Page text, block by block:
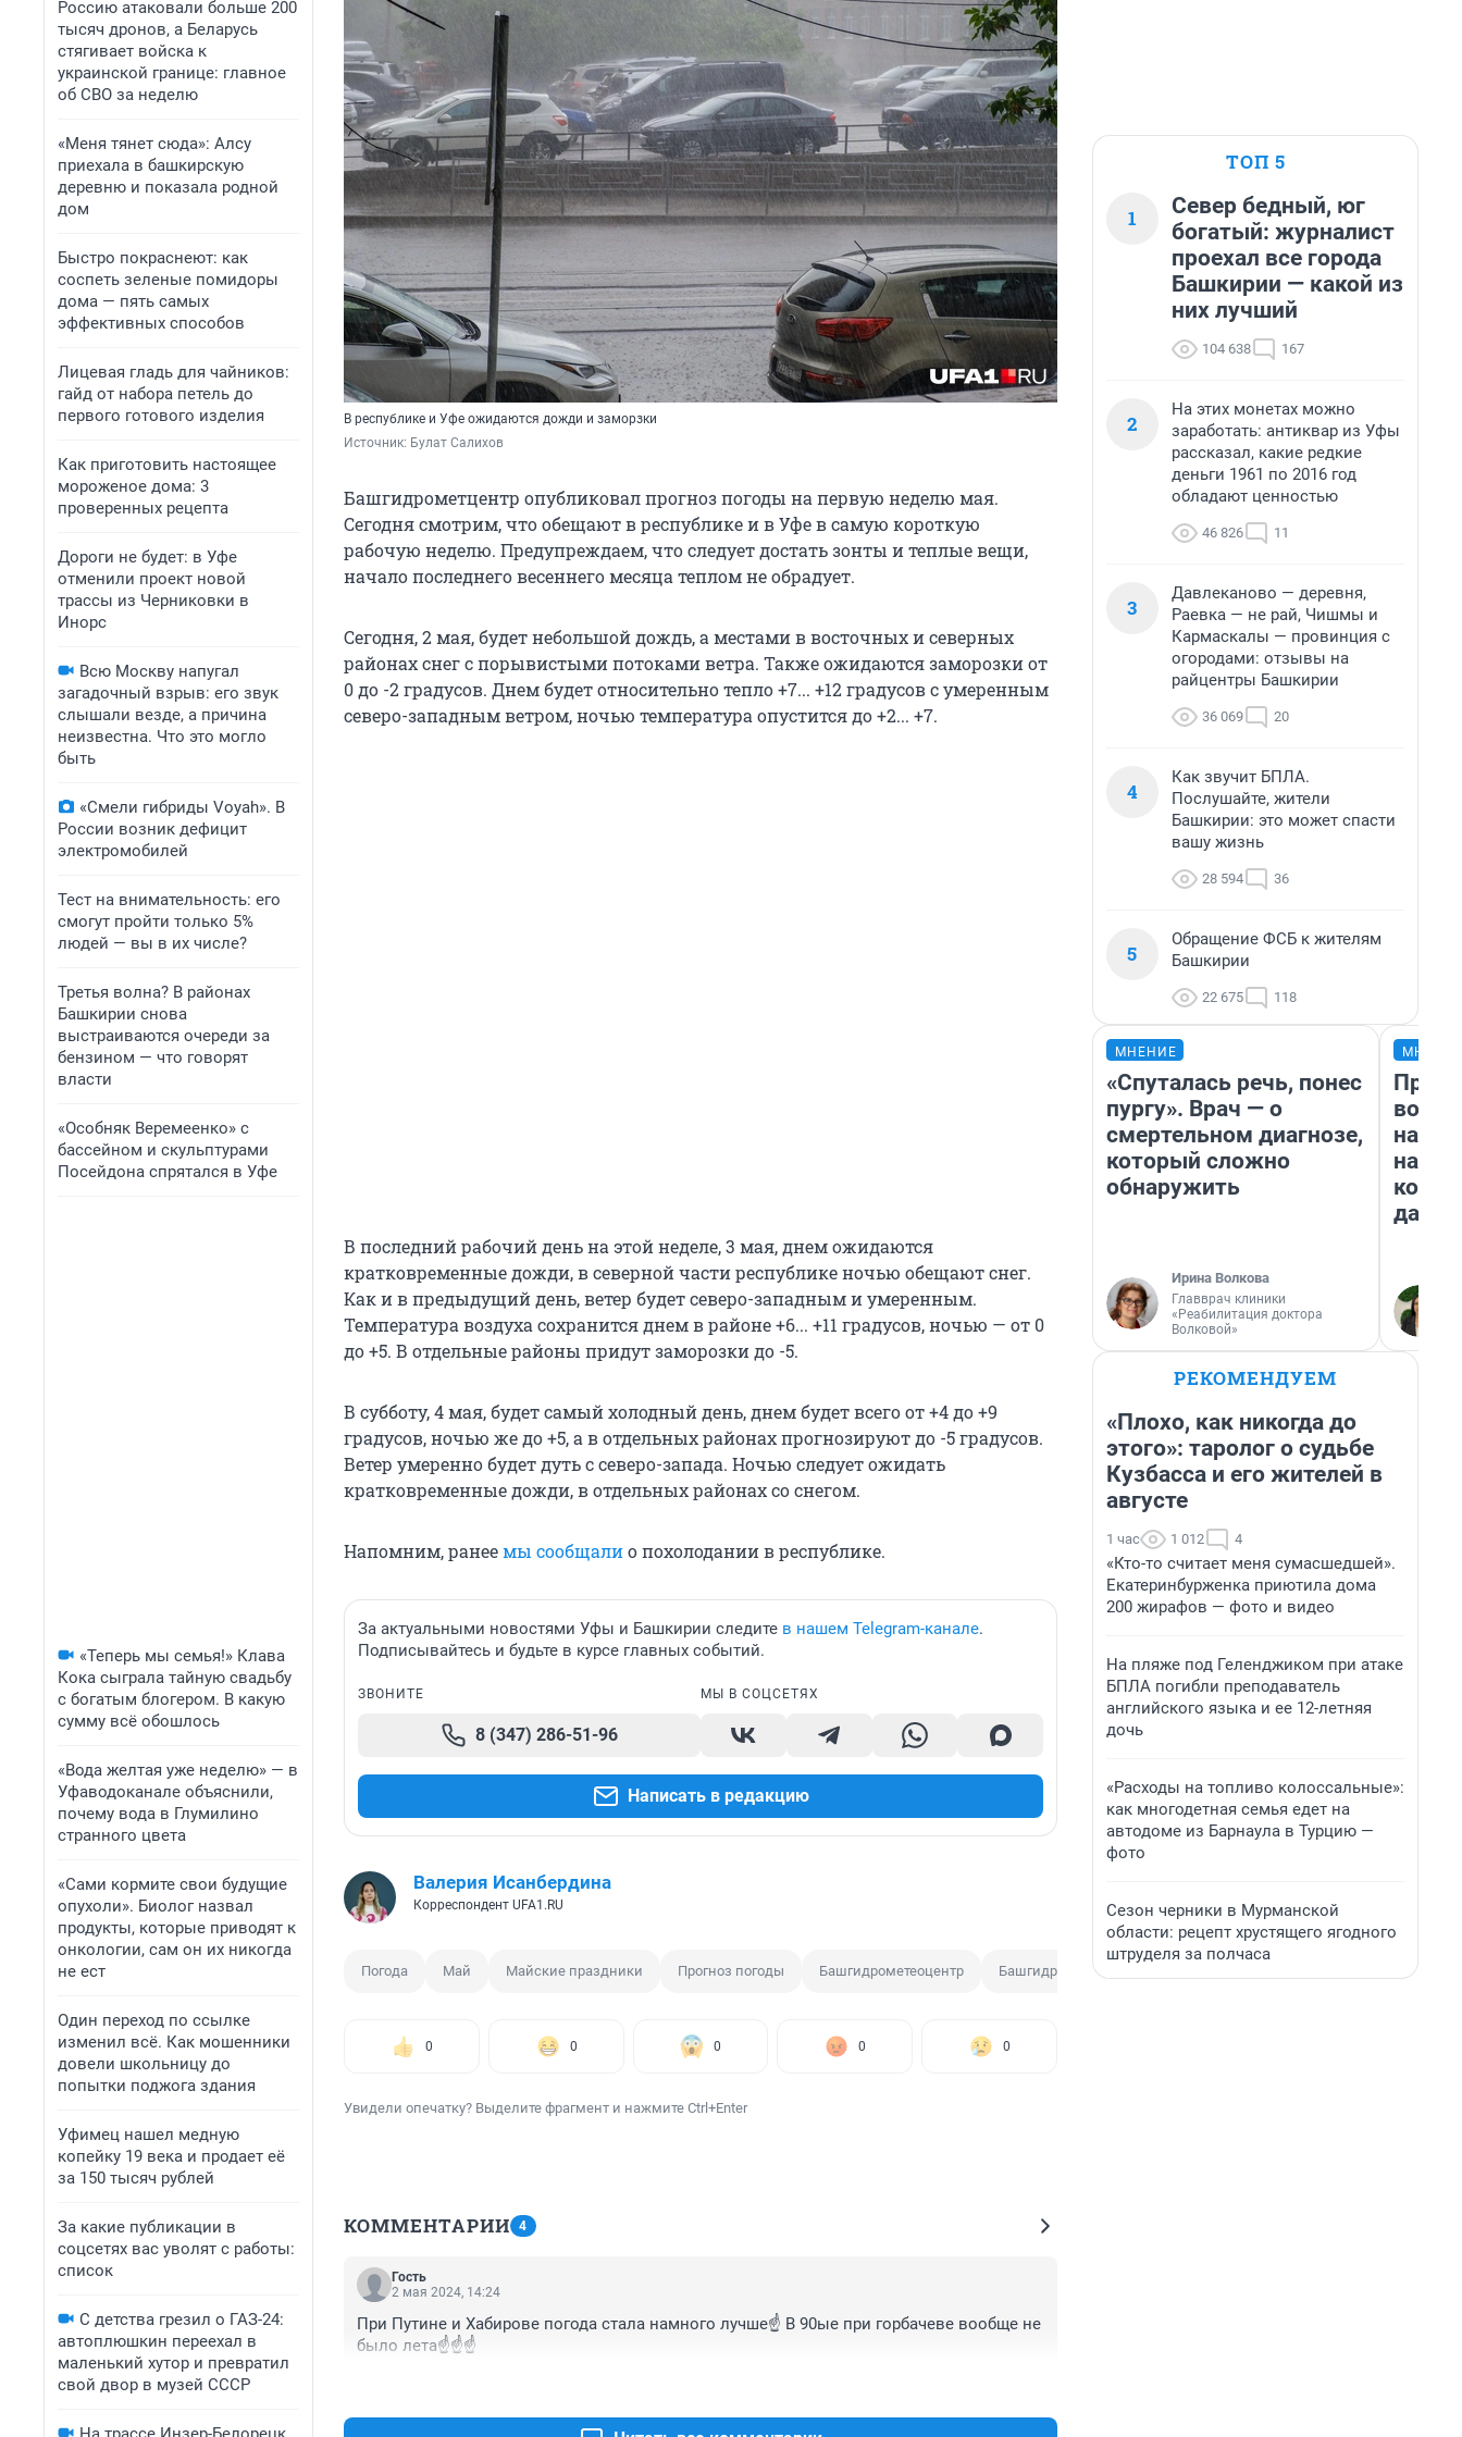
Россию атаковали больше 200
тысяч дронов, а Беларусь
стягивает войска к
украинской границе: главное
об СВО за неделю
«Меня тянет сюда»: Алсу
приехала в башкирскую
деревню и показала родной
дом
Быстро покраснеют: как
соспеть зеленые помидоры
дома — пять самых
эффективных способов
Лицевая гладь для чайников:
гайд от набора петель до
первого готового изделия
Как приготовить настоящее
мороженое дома: 3
проверенных рецепта
Дороги не будет: в Уфе
отменили проект новой
трассы из Черниковки в
Инорс
Всю Москву напугал
загадочный взрыв: его звук
слышали везде, а причина
неизвестна. Что это могло
быть
«Смели гибриды Voyah». В
России возник дефицит
электромобилей
Тест на внимательность: его
смогут пройти только 5%
людей — вы в их числе?
Третья волна? В районах
Башкирии снова
выстраиваются очереди за
бензином — что говорят
власти
«Особняк Веремеенко» с
бассейном и скульптурами
Посейдона спрятался в Уфе
«Теперь мы семья!» Клава
Кока сыграла тайную свадьбу
с богатым блогером. В какую
сумму всё обошлось
«Вода желтая уже неделю» — в
Уфаводоканале объяснили,
почему вода в Глумилино
странного цвета
«Сами кормите свои будущие
опухоли». Биолог назвал
продукты, которые приводят к
онкологии, сам он их никогда
не ест
Один переход по ссылке
изменил всё. Как мошенники
довели школьницу до
попытки поджога здания
Уфимец нашел медную
копейку 19 века и продает её
за 150 тысяч рублей
За какие публикации в
соцсетях вас уволят с работы:
список
С детства грезил о ГАЗ-24:
автоплюшкин переехал в
маленький хутор и превратил
свой двор в музей СССР
В республике и Уфе ожидаются дожди и заморзки
Источник: Булат Салихов
Башгидрометцентр опубликовал прогноз погоды на первую неделю мая.
Сегодня смотрим, что обещают в республике и в Уфе в самую короткую
рабочую неделю. Предупреждаем, что следует достать зонты и теплые вещи,
начало последнего весеннего месяца теплом не обрадует.
Сегодня, 2 мая, будет небольшой дождь, а местами в восточных и северных
районах снег с порывистыми потоками ветра. Также ожидаются заморозки от
0 до -2 градусов. Днем будет относительно тепло +7... +12 градусов с умеренным
северо-западным ветром, ночью температура опустится до +2... +7.
В последний рабочий день на этой неделе, 3 мая, днем ожидаются
кратковременные дожди, в северной части республике ночью обещают снег.
Как и в предыдущий день, ветер будет северо-западным и умеренным.
Температура воздуха сохранится днем в районе +6... +11 градусов, ночью — от 0
до +5. В отдельные районы придут заморозки до -5.
В субботу, 4 мая, будет самый холодный день, днем будет всего от +4 до +9
градусов, ночью же до +5, а в отдельных районах прогнозируют до -5 градусов.
Ветер умеренно будет дуть с северо-запада. Ночью следует ожидать
кратковременные дожди, в отдельных районах со снегом.
Напомним, ранеемы сообщалио похолодании в республике.
За актуальными новостями Уфы и Башкирии следите в нашем Telegram-канале.
Подписывайтесь и будьте в курсе главных событий.
ЗВОНИТЕ
8 (347) 286-51-96
МЫ В СОЦСЕТЯХ
Написать в редакцию
Валерия Исанбердина
Корреспондент UFA1.RU
Погода Май Майские праздники Прогноз погоды Башгидрометеоцентр Башгидромет
0 0 0 0 0
Увидели опечатку? Выделите фрагмент и нажмите Ctrl+Enter
КОММЕНТАРИИ 4
Гость
2 мая 2024, 14:24
При Путине и Хабирове погода стала намного лучше☝️ В 90ые при горбачеве вообще не
было лета☝️☝️☝️
ТОП 5
1
Север бедный, юг
богатый: журналист
проехал все города
Башкирии — какой из
них лучший
104 638 167
2
На этих монетах можно
заработать: антиквар из Уфы
рассказал, какие редкие
деньги 1961 по 2016 год
обладают ценностью
46 826 11
3
Давлеканово — деревня,
Раевка — не рай, Чишмы и
Кармаскалы — провинция с
огородами: отзывы на
райцентры Башкирии
36 069 20
4
Как звучит БПЛА.
Послушайте, жители
Башкирии: это может спасти
вашу жизнь
28 594 36
5
Обращение ФСБ к жителям
Башкирии
22 675 118
МНЕНИЕ
«Спуталась речь, понес
пургу». Врач — о
смертельном диагнозе,
который сложно
обнаружить
Ирина Волкова
Главврач клиники
«Реабилитация доктора
Волковой»
нам
даже
РЕКОМЕНДУЕМ
«Плохо, как никогда до
этого»: таролог о судьбе
Кузбасса и его жителей в
августе
1 час 1 012 4
«Кто-то считает меня сумасшедшей».
Екатеринбурженка приютила дома
200 жирафов — фото и видео
На пляже под Геленджиком при атаке
БПЛА погибли преподаватель
английского языка и ее 12-летняя
дочь
«Расходы на топливо колоссальные»:
как многодетная семья едет на
автодоме из Барнаула в Турцию —
фото
Сезон черники в Мурманской
области: рецепт хрустящего ягодного
штруделя за полчаса